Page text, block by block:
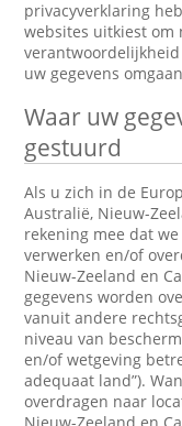
privacyverklaring
websites uitkiest om
uw gegevens
Waar uw
gestuurd
Als u zich in de
Australië, Nieuw-
rekening mee dat
verwerken en/of
Nieuw-Zeeland en
gegevens worden
vanuit andere
niveau van
en/of wetgeving
adequaat land”).
overdragen naar